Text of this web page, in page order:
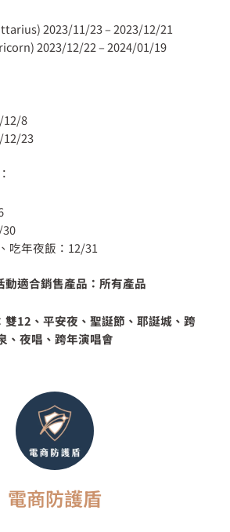
2023/11/23 – 2023/12/21
2023/12/22 – 2024/01/19
12/8
12/23
吃年夜飯：12/31
適合銷售產品：所有產品
12、平安夜、聖誕節、耶誕城、跨
、夜唱、跨年演唱會
電商防護盾